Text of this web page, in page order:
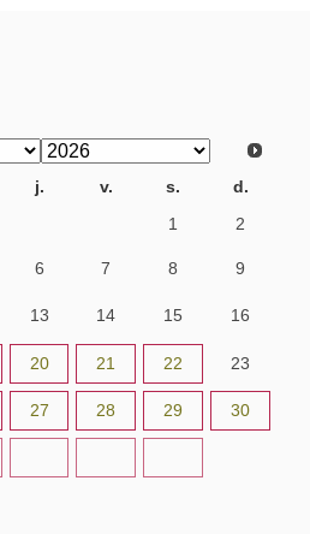
j. v. s.
d.
1 2
6 7 8 9
13 14 15 16
20 21 22 23
27 28 29 30